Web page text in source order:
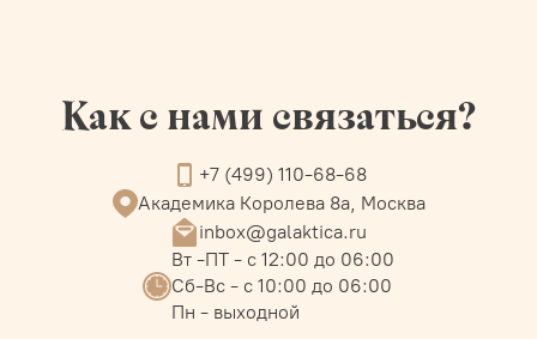
Как с нами связаться?
+7 (499) 110-68-68
Академика Королева 8а, Москва
inbox@galaktica.ru
Вт -ПТ - с 12:00 до 06:00
Сб-Вс - с 10:00 до 06:00
Пн - выходной